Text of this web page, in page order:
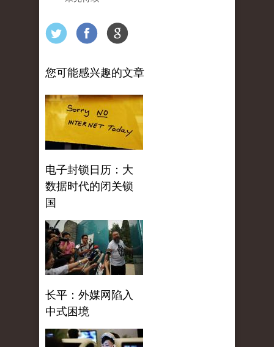
您可能感兴趣的文章
电子封锁日历：大
数据时代的闭关锁
国
长平：外媒网陷入
中式困境